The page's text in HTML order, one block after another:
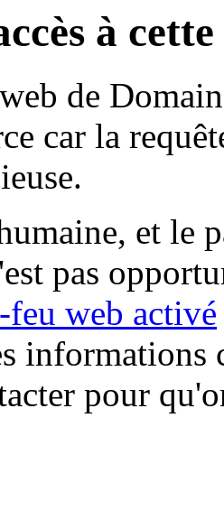
à
de
car la
et le
pas
feu web activé
informations
pour